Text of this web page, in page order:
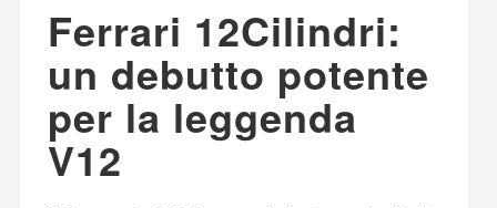
Ferrari 12Cilindri:
un debutto potente
per la leggenda
V12